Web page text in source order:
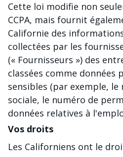
Cette loi modifie non
CCPA, mais fournit
Californie des
collectées par les
(« Fournisseurs ») des
classées comme données
sensibles (par exemple,
sociale, le numéro de
données relatives à
Vos droits
Les Californiens ont le